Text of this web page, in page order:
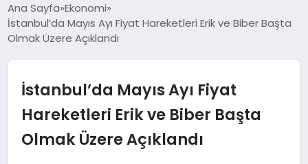
GÜNCEL
SAĞLIK
Ana Sayfa Ekonomi
İstanbul’da Mayıs Ayı Fiyat Hareketleri Erik ve Biber Başta
Olmak Üzere Açıklandı
İstanbul’da Mayıs Ayı Fiyat
Hareketleri Erik ve Biber Başta
Olmak Üzere Açıklandı